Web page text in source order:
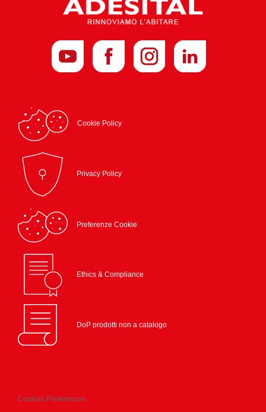
Cookie Policy
Privacy Policy
Preferenze Cookie
Ethics & Compliance
DoP prodotti non a catalogo
Cookies Preferences